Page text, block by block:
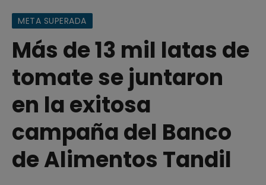
META SUPERADA
Más de 13 mil latas de
tomate se juntaron
en la exitosa
campaña del Banco
de Alimentos Tandil